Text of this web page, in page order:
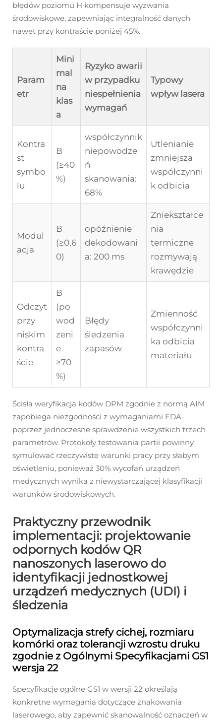
błędów poziomu H kompensuje wyzwania
środowiskowe, zapewniając integralność danych
nawet przy kontraście poniżej 45%.
Param
etr
Mini
mal
na
klas
a
Ryzyko awarii
w przypadku
niespełnienia
wymagań
Typowy
wpływ lasera
Kontra
st
symbo
lu
B
(≥40
%)
współczynnik
niepowodze
ń
skanowania:
68%
Utlenianie
zmniejsza
współczynni
k odbicia
Modul
acja
B
(≥0,6
0)
opóźnienie
dekodowani
a: 200 ms
Zniekształce
nia
termiczne
rozmywają
krawędzie
Odczyt
przy
niskim
kontra
ście
B
(po
wod
zeni
e
≥70
%)
Błędy
śledzenia
zapasów
Zmienność
współczynni
ka odbicia
materiału
Ścisła weryfikacja kodów DPM zgodnie z normą AIM
zapobiega niezgodności z wymaganiami FDA
poprzez jednoczesne sprawdzenie wszystkich trzech
parametrów. Protokoły testowania partii powinny
symulować rzeczywiste warunki pracy przy słabym
oświetleniu, ponieważ 30% wycofań urządzeń
medycznych wynika z niewystarczającej klasyfikacji
warunków środowiskowych.
Praktyczny przewodnik
implementacji: projektowanie
odpornych kodów QR
nanoszonych laserowo do
identyfikacji jednostkowej
urządzeń medycznych (UDI) i
śledzenia
Optymalizacja strefy cichej, rozmiaru
komórki oraz tolerancji wzrostu druku
zgodnie z Ogólnymi Specyfikacjami GS1
wersja 22
Specyfikacje ogólne GS1 w wersji 22 określają
konkretne wymagania dotyczące znakowania
laserowego, aby zapewnić skanowalność oznaczeń w